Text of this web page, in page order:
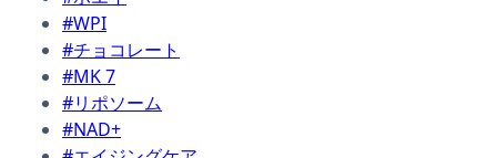
#WPI
#チョコレート
#MK 7
#リポソーム
#NAD+